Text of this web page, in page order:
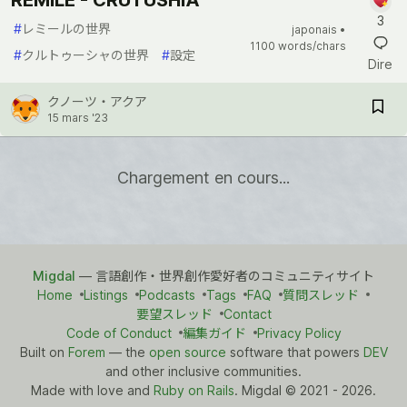
#レミールの世界
#クルトゥーシャの世界 #設定
japonais •
1100 words/chars
3
Dire
クノーツ・アクア
15 mars '23
Chargement en cours...
Migdal — 言語創作・世界創作愛好者のコミュニティサイト
Home
Listings Podcasts Tags FAQ
質問スレッド
要望スレッド
Contact
Code of Conduct
編集ガイド
Privacy Policy
Built on Forem — the open source software that powers DEV
and other inclusive communities.
Made with love and Ruby on Rails. Migdal © 2021 - 2026.